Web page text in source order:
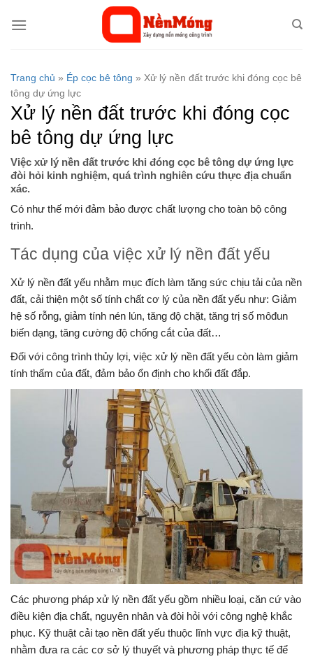
qua
Trang chủ » Ép cọc bê tông » Xử lý nền đất trước khi đóng cọc bê
tông dự ứng lực
Xử lý nền đất trước khi đóng cọc
bê tông dự ứng lực
Việc xử lý nền đất trước khi đóng cọc bê tông dự ứng lực
đòi hỏi kinh nghiệm, quá trình nghiên cứu thực địa chuẩn
xác.
Có như thế mới đảm bảo được chất lượng cho toàn bộ công
trình.
Tác dụng của việc xử lý nền đất yếu
Xử lý nền đất yếu nhằm mục đích làm tăng sức chịu tải của nền
đất, cải thiện một số tính chất cơ lý của nền đất yếu như: Giảm
hệ số rỗng, giảm tính nén lún, tăng độ chặt, tăng trị số môđun
biến dạng, tăng cường độ chống cắt của đất…
Đối với công trình thủy lợi, việc xử lý nền đất yếu còn làm giảm
tính thấm của đất, đảm bảo ổn định cho khối đất đắp.
Các phương pháp xử lý nền đất yếu gồm nhiều loại, căn cứ vào
điều kiện địa chất, nguyên nhân và đòi hỏi với công nghệ khắc
phục. Kỹ thuật cải tạo nền đất yếu thuộc lĩnh vực địa kỹ thuật,
nhằm đưa ra các cơ sở lý thuyết và phương pháp thực tế để